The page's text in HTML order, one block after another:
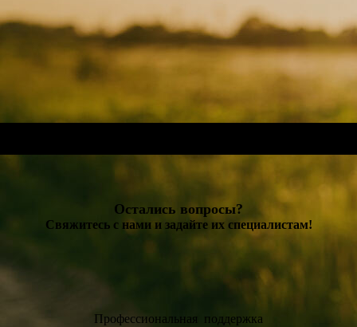
Остались вопросы?
Свяжитесь с нами и задайте их специалистам!
Профессиональная поддержка